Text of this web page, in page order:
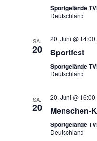
Sportgelände
Deutschland
SA.
20
20. Juni @ 14:00
Sportfest
Sportgelände
Deutschland
SA.
20
20. Juni @ 16:00
Menschen-
Sportgelände
Deutschland